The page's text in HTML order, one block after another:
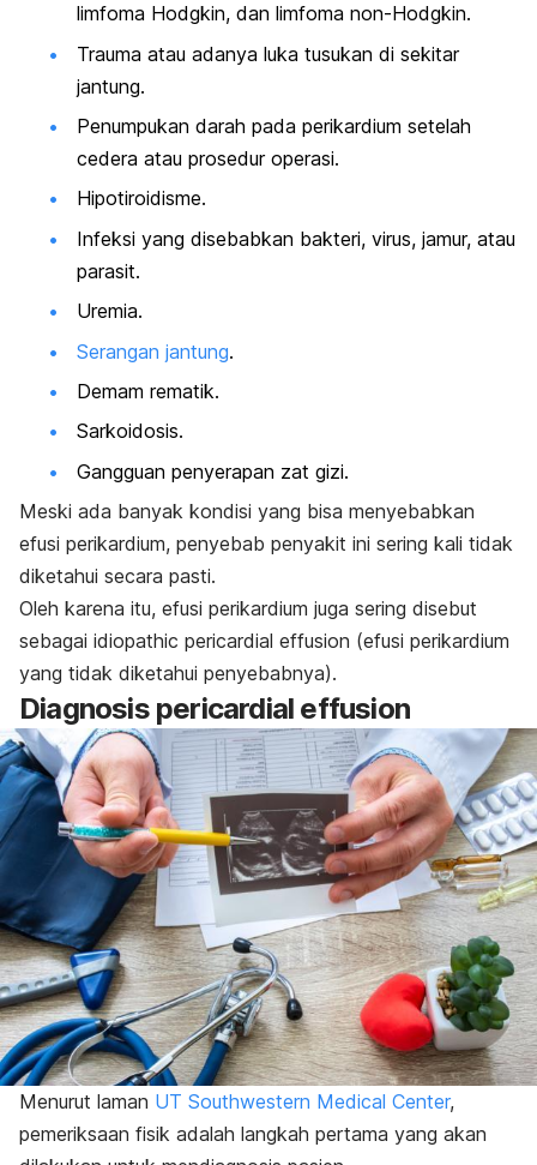
limfoma Hodgkin, dan limfoma non-Hodgkin.
Trauma atau adanya luka tusukan di sekitar
jantung.
Penumpukan darah pada perikardium setelah
cedera atau prosedur operasi.
Hipotiroidisme.
Infeksi yang disebabkan bakteri, virus, jamur, atau
parasit.
Uremia.
Serangan jantung.
Demam rematik.
Sarkoidosis.
Gangguan penyerapan zat gizi.
Meski ada banyak kondisi yang bisa menyebabkan
efusi perikardium, penyebab penyakit ini sering kali tidak
diketahui secara pasti.
Oleh karena itu, efusi perikardium juga sering disebut
sebagai idiopathic pericardial effusion (efusi perikardium
yang tidak diketahui penyebabnya).
Diagnosis pericardial effusion
Menurut laman UT Southwestern Medical Center,
pemeriksaan fisik adalah langkah pertama yang akan